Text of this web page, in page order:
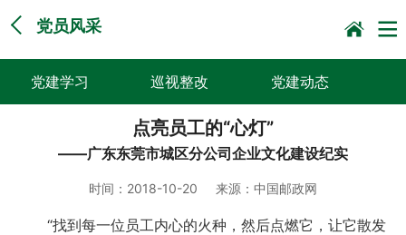
党员风采
党建学习 巡视整改 党建动态
党建画廊 理论热点
届三中全会精神
点亮员工的“心灯”
——广东东莞市城区分公司企业文化建设纪实
时间： 2018-10-20 来源： 中国邮政网
“找到每一位员工内心的火种，然后点燃它，让它散发